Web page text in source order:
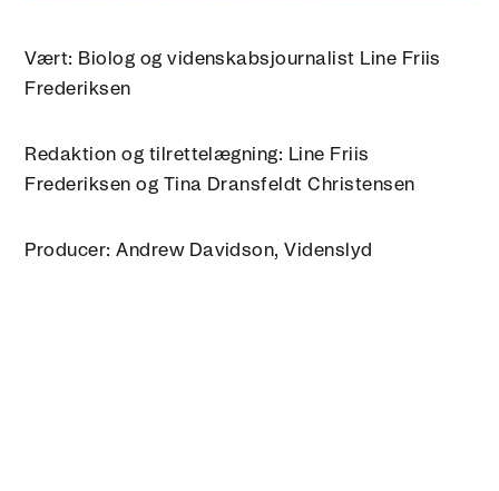
Vært: Biolog og videnskabsjournalist Line Friis
Frederiksen
Redaktion og tilrettelægning: Line Friis
Frederiksen og Tina Dransfeldt Christensen
Producer: Andrew Davidson, Videnslyd